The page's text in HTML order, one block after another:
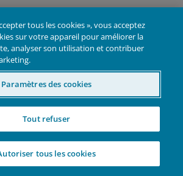
New Alpha Fund
Fund
Fund
PhD
portefeuille | Analyste de
tous les cookies », vous acceptez
sur votre appareil pour améliorer la
analyser son utilisation et contribuer
Paramètres des cookies
Tout refuser
tous les cookies